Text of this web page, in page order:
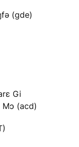
(gde)
Gi
Mɔ (acd)